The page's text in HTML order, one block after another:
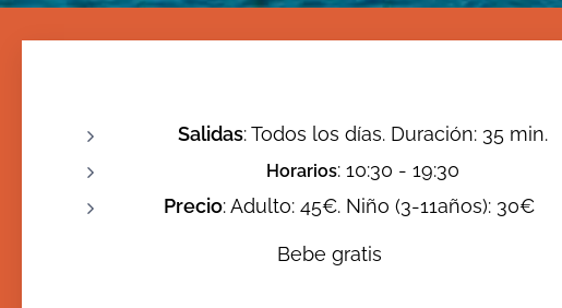
Salidas: Todos los días. Duración: 35 min.
Horarios: 10:30 - 19:30
Precio: Adulto: 45€. Niño (3-11años): 30€
Bebe gratis